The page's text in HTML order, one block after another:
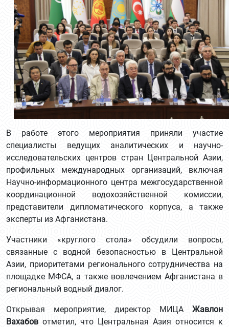
В работе этого мероприятия приняли участие
специалисты ведущих аналитических и научно-
исследовательских центров стран Центральной Азии,
профильных международных организаций, включая
Научно-информационного центра межгосударственной
координационной водохозяйственной комиссии,
представители дипломатического корпуса, а также
эксперты из Афганистана.
Участники «круглого стола» обсудили вопросы,
связанные с водной безопасностью в Центральной
Азии, приоритетами регионального сотрудничества на
площадке МФСА, а также вовлечением Афганистана в
региональный водный диалог.
Открывая мероприятие, директор МИЦА Жавлон
Вахабов отметил, что Центральная Азия относится к